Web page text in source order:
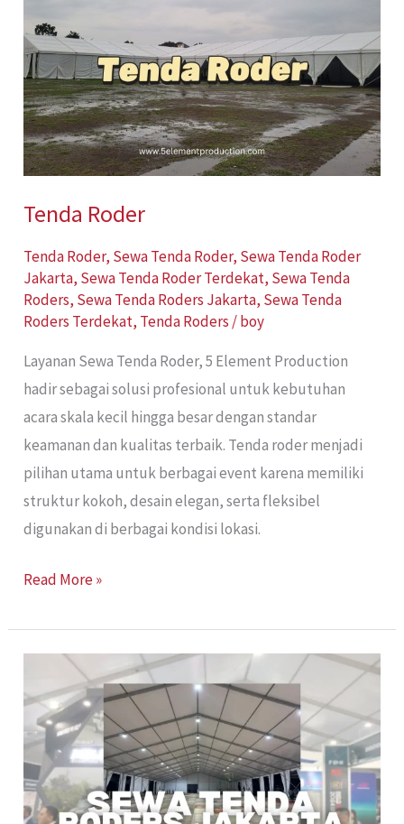
Tenda Roder
Tenda Roder, Sewa Tenda Roder, Sewa Tenda Roder
Jakarta, Sewa Tenda Roder Terdekat, Sewa Tenda
Roders, Sewa Tenda Roders Jakarta, Sewa Tenda
Roders Terdekat, Tenda Roders /boy
Layanan Sewa Tenda Roder, 5 Element Production
hadir sebagai solusi profesional untuk kebutuhan
acara skala kecil hingga besar dengan standar
keamanan dan kualitas terbaik. Tenda roder menjadi
pilihan utama untuk berbagai event karena memiliki
struktur kokoh, desain elegan, serta fleksibel
digunakan di berbagai kondisi lokasi.
Read More »
Tenda
Roders
Jakarta